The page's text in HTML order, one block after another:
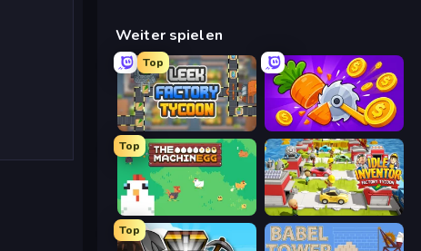
Weiter spielen
Top
Leek Factory Tycoon Farm Ring Idle
Top
The MachinEGG Idle Inventor
Top